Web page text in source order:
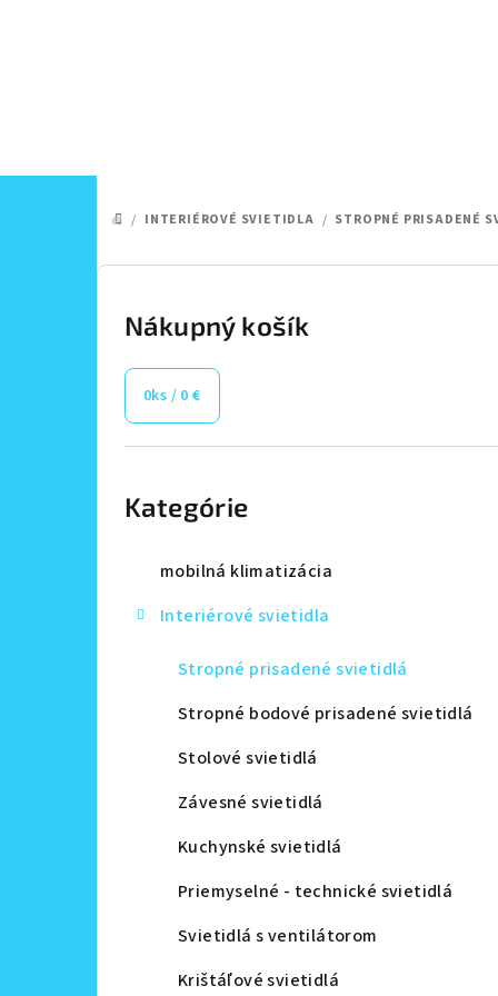
DOMOV
/ INTERIÉROVÉ SVIETIDLA / STROPNÉ PRISADENÉ
B
Nákupný košík
0ks / 0 €
Kategórie
mobilná klimatizácia
Interiérové svietidla
Stropné prisadené svietidlá
Stropné bodové prisadené svietidlá
Stolové svietidlá
Závesné svietidlá
Kuchynské svietidlá
Priemyselné - technické svietidlá
Svietidlá s ventilátorom
Krištáľové svietidlá